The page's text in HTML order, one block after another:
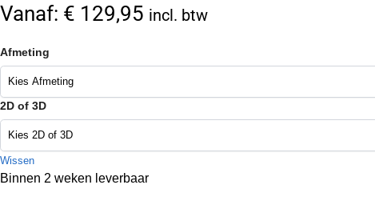
Vanaf: € 129,95 incl. btw
Afmeting
2D of 3D
Wissen
Binnen 2 weken leverbaar